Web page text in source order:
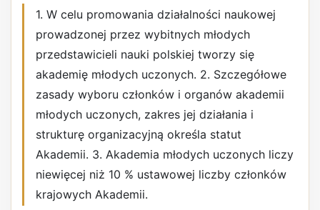
1. W celu promowania działalności naukowej
prowadzonej przez wybitnych młodych
przedstawicieli nauki polskiej tworzy się
akademię młodych uczonych. 2. Szczegółowe
zasady wyboru członków i organów akademii
młodych uczonych, zakres jej działania i
strukturę organizacyjną określa statut
Akademii. 3. Akademia młodych uczonych liczy
niewięcej niż 10 % ustawowej liczby członków
krajowych Akademii.